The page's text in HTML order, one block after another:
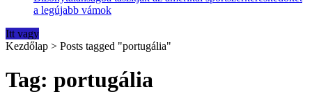
a legújabb vámok
Itt vagy
Kezdőlap > Posts tagged "portugália"
Tag: portugália